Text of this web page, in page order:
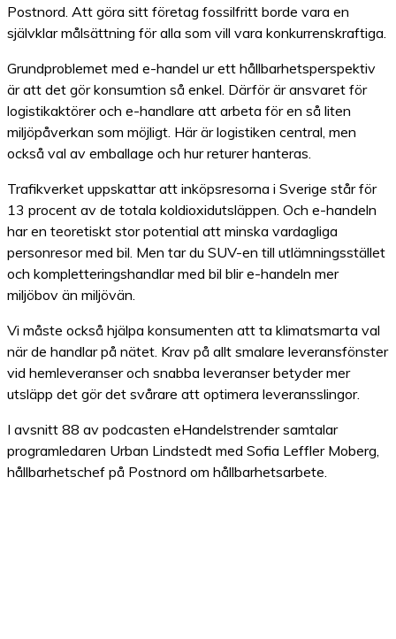
Postnord. Att göra sitt företag fossilfritt borde vara en
självklar målsättning för alla som vill vara konkurrenskraftiga.
Grundproblemet med e-handel ur ett hållbarhetsperspektiv
är att det gör konsumtion så enkel. Därför är ansvaret för
logistikaktörer och e-handlare att arbeta för en så liten
miljöpåverkan som möjligt. Här är logistiken central, men
också val av emballage och hur returer hanteras.
Trafikverket uppskattar att inköpsresorna i Sverige står för
13 procent av de totala koldioxidutsläppen. Och e-handeln
har en teoretiskt stor potential att minska vardagliga
personresor med bil. Men tar du SUV-en till utlämningsstället
och kompletteringshandlar med bil blir e-handeln mer
miljöbov än miljövän.
Vi måste också hjälpa konsumenten att ta klimatsmarta val
när de handlar på nätet. Krav på allt smalare leveransfönster
vid hemleveranser och snabba leveranser betyder mer
utsläpp det gör det svårare att optimera leveransslingor.
I avsnitt 88 av podcasten eHandelstrender samtalar
programledaren Urban Lindstedt med Sofia Leffler Moberg,
hållbarhetschef på Postnord om hållbarhetsarbete.